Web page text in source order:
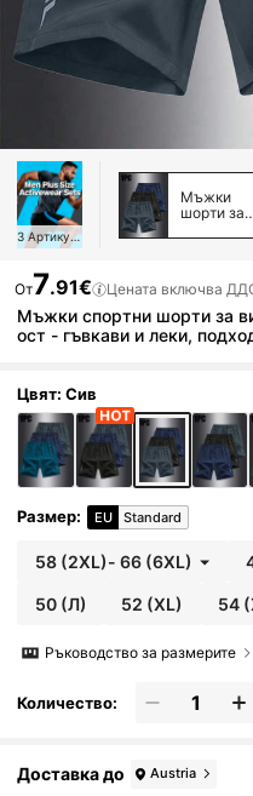
3 Артикули
Мъжки
шорти за
От7.91€ Цената включва
Мъжки спортни шорти за
ост - гъвкави и леки,
Цвят: Сив
Размер: EU Standard
58(2XL)- 66 (6XL)
50(Л) 52 (XL) 54
Ръководство за размерите
Количество:
Доставка до Austria